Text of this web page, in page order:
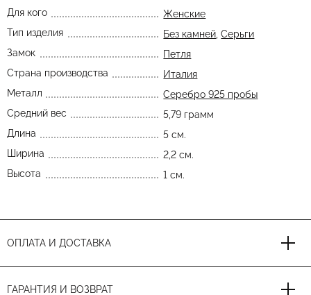
Для кого
Женские
Тип изделия
Без камней ,Серьги
Замок
Петля
Страна производства
Италия
Металл
Серебро 925 пробы
Средний вес
5,79 грамм
Длина
5 см.
Ширина
2,2 см.
Высота
1 см.
ОПЛАТА И ДОСТАВКА
ГАРАНТИЯ И ВОЗВРАТ